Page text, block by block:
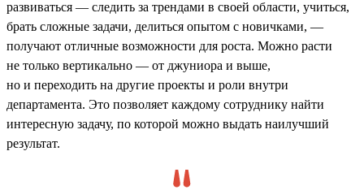
развиваться — следить за трендами в своей области, учиться,
брать сложные задачи, делиться опытом с новичками, —
получают отличные возможности для роста. Можно расти
не только вертикально — от джуниора и выше,
но и переходить на другие проекты и роли внутри
департамента. Это позволяет каждому сотруднику найти
интересную задачу, по которой можно выдать наилучший
результат.